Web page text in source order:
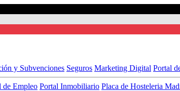
y Subvenciones Seguros Marketing Digital Portal
de Empleo Portal Inmobiliario Placa de Hosteleria